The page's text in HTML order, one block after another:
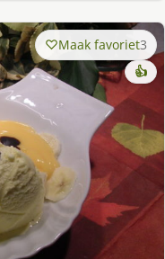
Maak favoriet3
👍